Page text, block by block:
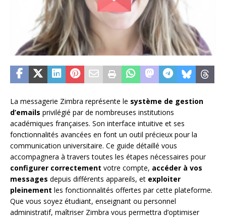
La messagerie Zimbra représente le système de gestion
d’emails privilégié par de nombreuses institutions
académiques françaises. Son interface intuitive et ses
fonctionnalités avancées en font un outil précieux pour la
communication universitaire. Ce guide détaillé vous
accompagnera à travers toutes les étapes nécessaires pour
configurer correctement votre compte, accéder à vos
messages depuis différents appareils, et exploiter
pleinement les fonctionnalités offertes par cette plateforme.
Que vous soyez étudiant, enseignant ou personnel
administratif, maîtriser Zimbra vous permettra d’optimiser